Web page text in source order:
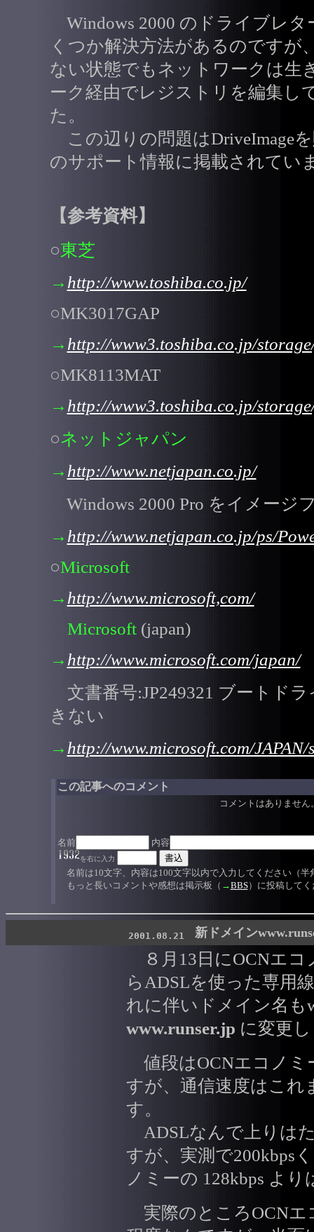
Windows 2000 のドライブレ
くつか解決方法があるのですが
ない状態でもネットワークは生
ーク経由でレジストリを編集し
た。
この辺りの問題はDriveImage
のサポート情報に掲載されてい
【参考資料】
○東芝
→ http://www.toshiba.co.jp/
○MK3017GAP
→ http://www3.toshiba.co.jp/
○MK8113MAT
→ http://www3.toshiba.co.jp/
○ネットジャパン
→ http://www.netjapan.co.jp/
Windows 2000 Pro をイメージ
→ http://www.netjapan.co.jp/ps/
○Microsoft
→ http://www.microsoft,com/
Microsoft(japan)
→ http://www.microsoft.com/japan/
文書番号:JP249321 ブートド
きない
→ http://www.microsoft.com/
この記事へのコメント
コメントはありません
名前 内容
を右に入力
名前は10文字、内容は100文字以内で入力してください（半
もっと長いコメントや感想は掲示板（ →BBS）に投稿してく
2001.08.21 新ドメイン
８月13日にOCNエコ
らADSLを使った専用
れに伴いドメイン名も
www.runser.jp に変更
値段はOCNエコノミ
すが、通信速度はこれ
す。
ADSLなんで上りは
すが、実測で200kbps
ノミーの 128kbps よ
実際のところOCNエ